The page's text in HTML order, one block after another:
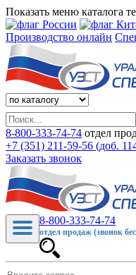
Показать меню каталога
Производство онлайн
8-800-333-74-74 отдел
+7 (351) 211-59-56 (доб.
Заказать звонок
8-800-333-74-74
отдел продаж (звонок